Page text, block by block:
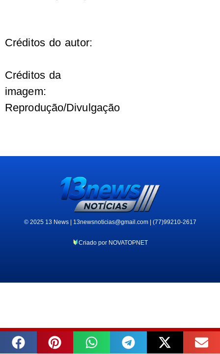
Créditos do autor:
Créditos da
imagem:
Reprodução/Divulgação
© 2025 13 News | 13newsnoticias@gmail.com | (77)99210-2617
Criado por NOVATOPNET